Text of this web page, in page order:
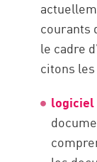
courants
le cadre
citons